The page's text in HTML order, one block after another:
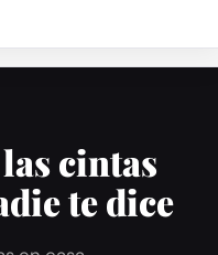
cintas
te dice